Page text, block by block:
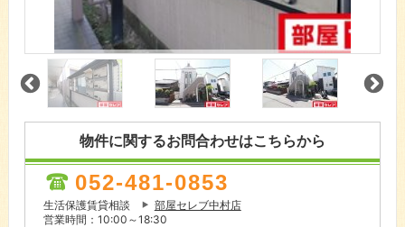
物件に関するお問合わせはこちらから
052-481-0853
生活保護賃貸相談
部屋セレブ中村店
営業時間：10:00～18:30